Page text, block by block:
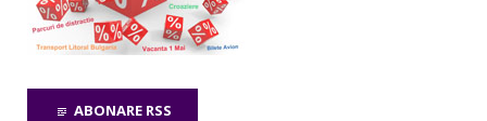
ABONARE RSS